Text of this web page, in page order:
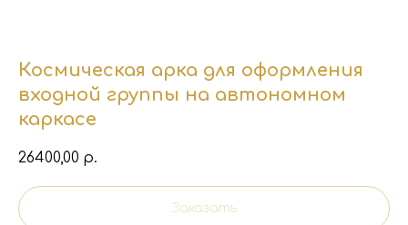
Космическая арка для оформления
входной группы на автономном
каркасе
26400,00 р.
Заказать